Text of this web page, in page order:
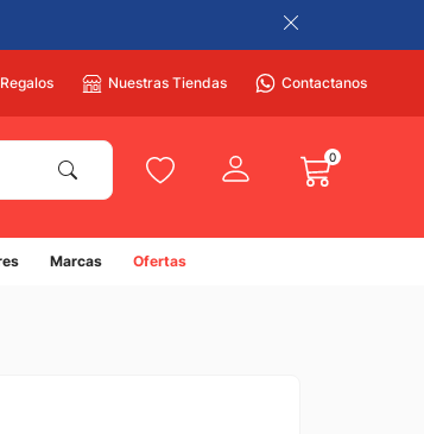
Nuestras Tiendas Contactanos
0
Marcas Ofertas